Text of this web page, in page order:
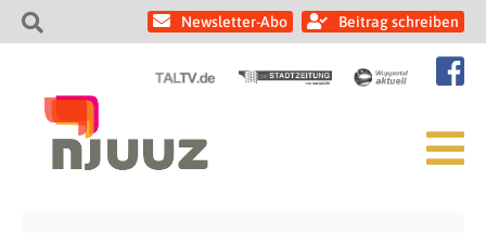
Newsletter-Abo Beitrag schreiben